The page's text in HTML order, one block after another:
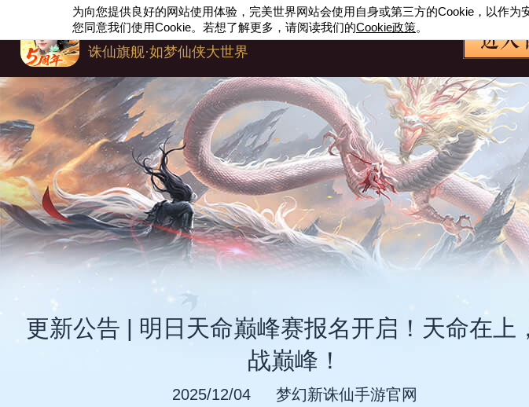
更新公告 | 明日天命巅峰赛报名开启！天命在上
战巅峰！
2025/12/04 梦幻新诛仙手游官网
为向您提供良好的网站使用体验，完美世界网站会使用自身或第三方的Cookie ，以作为
您同意我们使用Cookie。若想了解更多，请阅读我们的Cookie政策。
梦幻新诛仙
诛仙旗舰·如梦仙侠大世界